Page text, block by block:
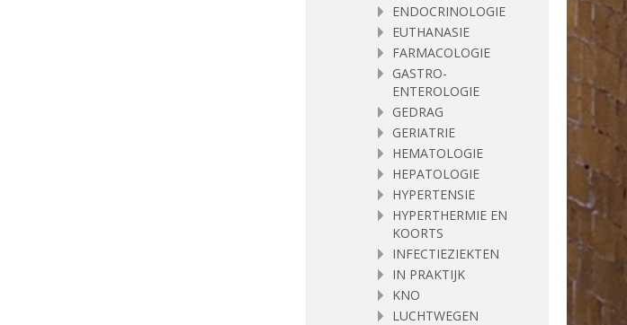
ENDOCRINOLOGIE
EUTHANASIE
FARMACOLOGIE
GASTRO-
ENTEROLOGIE
GEDRAG
GERIATRIE
HEMATOLOGIE
HEPATOLOGIE
HYPERTENSIE
HYPERTHERMIE EN
KOORTS
INFECTIEZIEKTEN
IN PRAKTIJK
KNO
LUCHTWEGEN